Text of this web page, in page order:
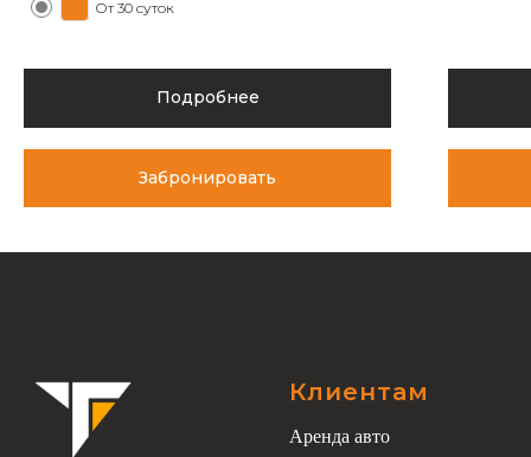
От 30 суток
Подробнее
Забронировать
Клиентам
Аренда авто